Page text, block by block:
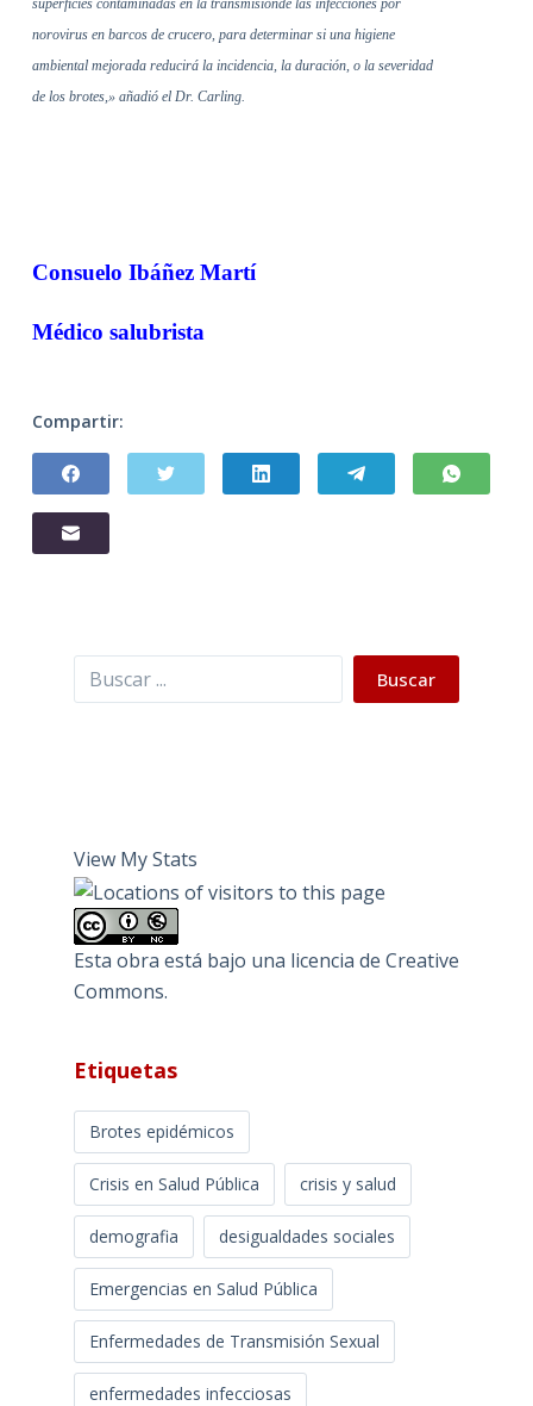
superficies contaminadas en la transmisiónde las infecciones por
norovirus en barcos de crucero, para determinar si una higiene
ambiental mejorada reducirá la incidencia, la duración, o la severidad
de los brotes,» añadió el Dr. Carling.
Consuelo Ibáñez Martí
Médico salubrista
Compartir:
Buscar Buscar
View My Stats
Esta obra está bajo una licencia de Creative
Commons.
Etiquetas
Brotes epidémicos
Crisis en Salud Pública crisis y salud
demografia desigualdades sociales
Emergencias en Salud Pública
Enfermedades de Transmisión Sexual
enfermedades infecciosas